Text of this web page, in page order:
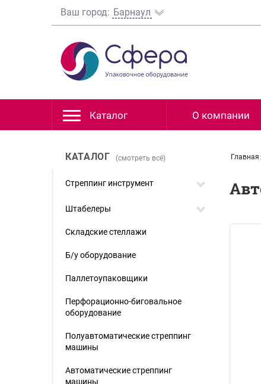
Ваш город: Барнаул
Каталог О компании
Главная
КАТАЛОГ (смотреть всё)
Стреппинг инструмент
Штабелеры
Складские стеллажи
Б/у оборудование
Паллетоупаковщики
Перфорационно-биговальное
оборудование
Полуавтоматические стреппинг
машины
Автоматические стреппинг
машины